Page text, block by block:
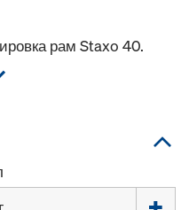
рам Staxo 40.